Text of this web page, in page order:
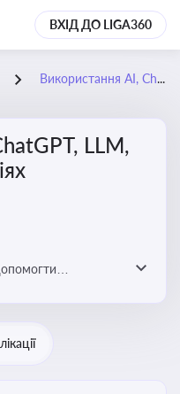
ВХІД ДО LIGA360
Використання AI, ChatGPT, LLM, чат-ботів в компаніях
LLM,